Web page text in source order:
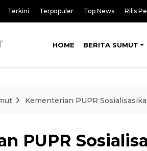
Terkini Terpopuler Top News Rilis
HOME BERITA SUMUT
Kementerian PUPR
PUPR